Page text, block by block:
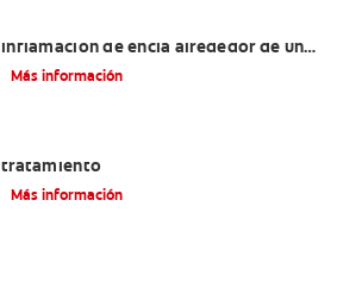
inflamación de encía alrededor de un
diente?
Más información
tratamiento
Más información